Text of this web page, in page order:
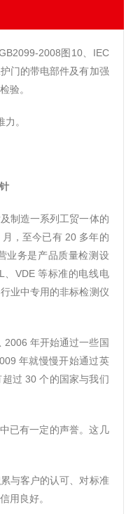
2008图10、IEC
门的带电部件及有加强
验。
。
制造一系列工贸一体的
，至今已有 20 多年的
业务是产品质量检测设
、VDE 等标准的电线电
业中专用的非标检测仪
年开始通过一些国
年就慢慢开始通过英
过 30 个的国家与我们
已有一定的声誉。这几
与客户的认可、对标准
用良好。